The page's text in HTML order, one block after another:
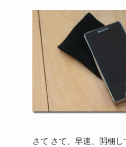
さて さて、早速、開梱